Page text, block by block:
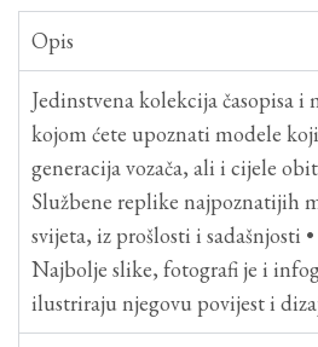
Opis
Jedinstvena kolekcija časopisa
kojom ćete upoznati modele
generacija vozača, ali i cijele
Službene replike najpoznatijih
svijeta, iz prošlosti i sadašnjosti
Najbolje slike, fotografi je i
ilustriraju njegovu povijest i